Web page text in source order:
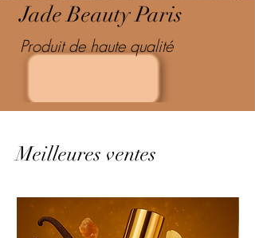
Jade Beauty Paris
Produit de haute qualité
Meilleures ventes